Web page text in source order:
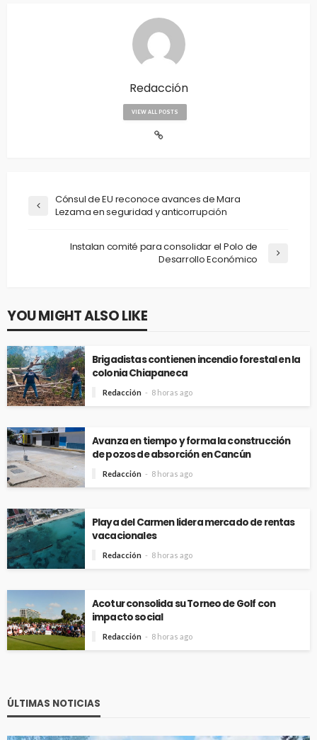
Redacción
VIEW ALL POSTS
Cónsul de EU reconoce avances de Mara
Lezama en seguridad y anticorrupción
Instalan comité para consolidar el Polo de
Desarrollo Económico
YOU MIGHT ALSO LIKE
Brigadistas contienen incendio forestal en la
colonia Chiapaneca
Redacción 8 horas ago
Avanza en tiempo y forma la construcción
de pozos de absorción en Cancún
Redacción 8 horas ago
Playa del Carmen lidera mercado de rentas
vacacionales
Redacción 8 horas ago
Acotur consolida su Torneo de Golf con
impacto social
Redacción 8 horas ago
ÚLTIMAS NOTICIAS